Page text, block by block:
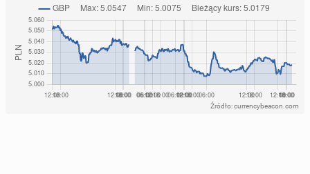
Źródło: currencybeacon.com